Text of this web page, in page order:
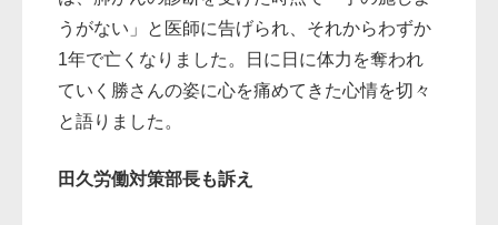
うがない」と医師に告げられ、それからわずか
1年で亡くなりました。日に日に体力を奪われ
ていく勝さんの姿に心を痛めてきた心情を切々
と語りました。
田久労働対策部長も訴え